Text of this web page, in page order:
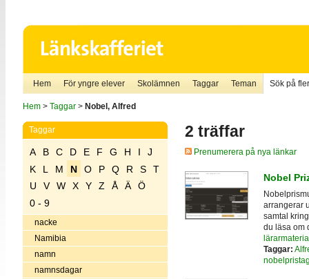
Hem För yngre elever Skolämnen Taggar Teman Sök på
Hem> Taggar> Nobel, Alfred
Taggar
A B C D E F G H I
J
K
L M N O P Q R S
T
U
V W X Y Z Å Ä
Ö
0 - 9
nacke
Namibia
namn
namnsdagar
2 träffar
Prenumerera på nya länkar
Nobel
arrangerar
samtal
du läsa om
Taggar: